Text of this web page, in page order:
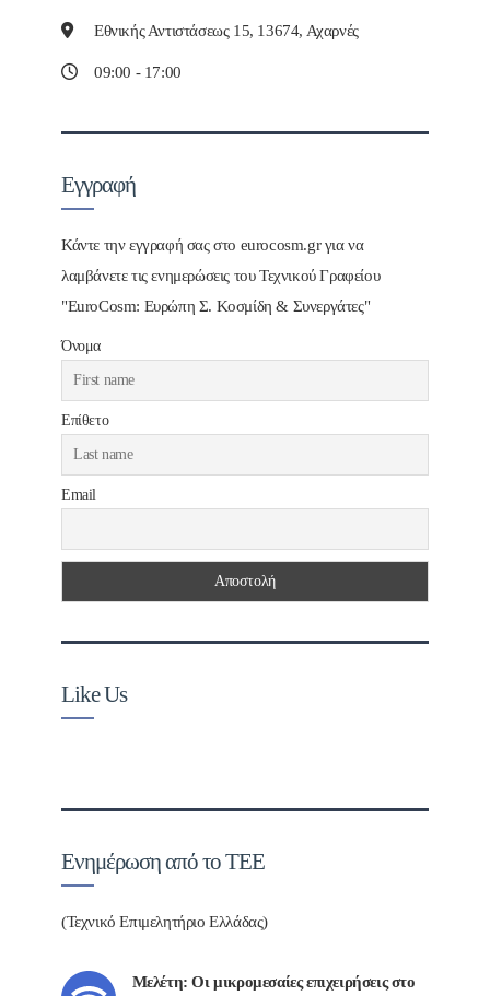
Εθνικής Αντιστάσεως 15, 13674, Αχαρνές
09:00 - 17:00
Εγγραφή
Κάντε την εγγραφή σας στο eurocosm.gr για να
λαμβάνετε τις ενημερώσεις του Τεχνικού Γραφείου
"EuroCosm: Ευρώπη Σ. Κοσμίδη & Συνεργάτες"
Όνομα
Επίθετο
Email
Like Us
Ενημέρωση από το ΤΕΕ
(Τεχνικό Επιμελητήριο Ελλάδας)
Μελέτη: Οι μικρομεσαίες επιχειρήσεις στο